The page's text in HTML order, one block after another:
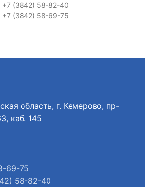
+7 (3842) 58-82-40
+7 (3842) 58-69-75
область, г. Кемерово, пр-
каб. 145
69-75
58-82-40